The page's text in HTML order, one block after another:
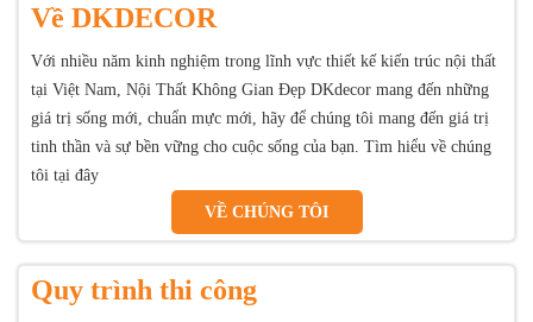
Về DKDECOR
Với nhiều năm kinh nghiệm trong lĩnh vực thiết kế kiến trúc nội thất
tại Việt Nam, Nội Thất Không Gian Đẹp DKdecor mang đến những
giá trị sống mới, chuẩn mực mới, hãy để chúng tôi mang đến giá trị
tinh thần và sự bền vững cho cuộc sống của bạn. Tìm hiểu về chúng
tôi tại đây
VỀ CHÚNG TÔI
Quy trình thi công